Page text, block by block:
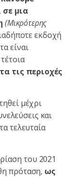
σε μια
(Μικρότερης
εκδοχή
είναι
τις περιοχές
μέχρι
και
τελευταία
του 2021
πρόταση, ως